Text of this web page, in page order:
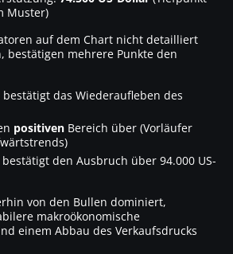
Muster)
auf dem Chart nicht detailliert
bestätigen mehrere Punkte den
bestätigt das Wiederaufleben des
positiven Bereich über (Vorläufer
bestätigt den Ausbruch über 94.000 US-
von den Bullen dominiert,
makroökonomische
einem Abbau des Verkaufsdrucks